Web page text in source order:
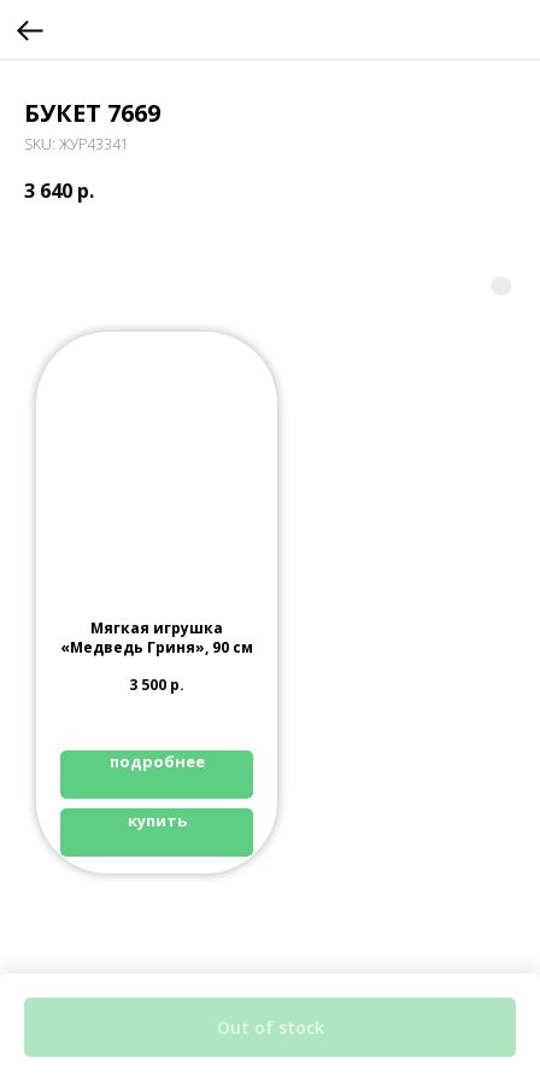
БУКЕТ 7669
SKU: ЖУР43341
3 640 р.
Out of stock
Мягкая игрушка
«Медведь Гриня», 90 см
3 500 р.
подробнее
купить